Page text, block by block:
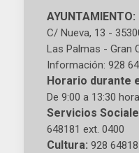
AYUNTAMIENTO:
C/ Nueva, 13 -
Las Palmas - Gran
Información: 928
Horario durante
De 9:00 a 13:30
Servicios
648181 ext. 0400
Cultura: 928